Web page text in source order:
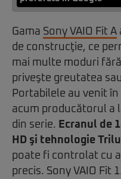
Gama Sony VAIO Fit A
de construcţie, ce
mai multe moduri
priveşte greutatea
Portabilele au venit
acum producătorul a
din serie. Ecranul de
HD şi tehnologie
poate fi controlat cu
precis. Sony VAIO Fit